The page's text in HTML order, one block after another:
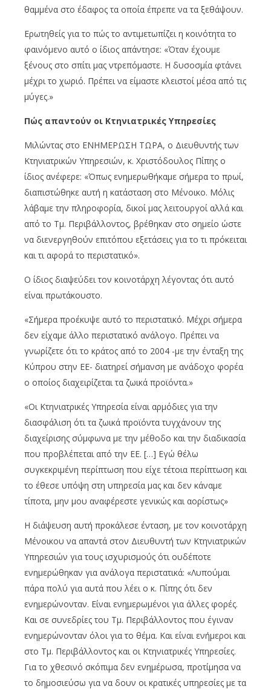
θαμμένα στο έδαφος τα οποία έπρεπε να τα ξεθάψουν.
Ερωτηθείς για το πώς το αντιμετωπίζει η κοινότητα το
φαινόμενο αυτό ο ίδιος απάντησε: «Όταν έχουμε
ξένους στο σπίτι μας ντρεπόμαστε. Η δυσοσμία φτάνει
μέχρι το χωριό. Πρέπει να είμαστε κλειστοί μέσα από τις
μύγες.»
Πώς απαντούν οι Κτηνιατρικές Υπηρεσίες
Μιλώντας στο ΕΝΗΜΕΡΩΣΗ ΤΩΡΑ, ο Διευθυντής των
Κτηνιατρικών Υπηρεσιών, κ. Χριστόδουλος Πίπης ο
ίδιος ανέφερε: «Όπως ενημερωθήκαμε σήμερα το πρωί,
διαπιστώθηκε αυτή η κατάσταση στο Μένοικο. Μόλις
λάβαμε την πληροφορία, δικοί μας λειτουργοί αλλά και
από το Τμ. Περιβάλλοντος, βρέθηκαν στο σημείο ώστε
να διενεργηθούν επιτόπου εξετάσεις για το τι πρόκειται
και τι αφορά το περιστατικό».
Ο ίδιος διαψεύδει τον κοινοτάρχη λέγοντας ότι αυτό
είναι πρωτάκουστο.
«Σήμερα προέκυψε αυτό το περιστατικό. Μέχρι σήμερα
δεν είχαμε άλλο περιστατικό ανάλογο. Πρέπει να
γνωρίζετε ότι το κράτος από το 2004 -με την ένταξη της
Κύπρου στην ΕΕ- διατηρεί σήμανση με ανάδοχο φορέα
ο οποίος διαχειρίζεται τα ζωικά προϊόντα.»
«Οι Κτηνιατρικές Υπηρεσία είναι αρμόδιες για την
διασφάλιση ότι τα ζωικά προϊόντα τυγχάνουν της
διαχείρισης σύμφωνα με την μέθοδο και την διαδικασία
που προβλέπεται από την ΕΕ. […] Εγώ θέλω
συγκεκριμένη περίπτωση που είχε τέτοια περίπτωση και
το έθεσε υπόψη στη υπηρεσία μας και δεν κάναμε
τίποτα, μην μου αναφέρεστε γενικώς και αορίστως»
H διάψευση αυτή προκάλεσε ένταση, με τον κοινοτάρχη
Μένοικου να απαντά στον Διευθυντή των Κτηνιατρικών
Υπηρεσιών για τους ισχυρισμούς ότι ουδέποτε
ενημερώθηκαν για ανάλογα περιστατικά: «Λυπούμαι
πάρα πολύ για αυτά που λέει ο κ. Πίπης ότι δεν
ενημερώνονταν. Είναι ενημερωμένοι για άλλες φορές.
Και σε συνεδρίες του Τμ. Περιβάλλοντος που έγιναν
ενημερώνονταν όλοι για το θέμα. Και είναι ενήμεροι και
στο Τμ. Περιβάλλοντος και οι Κτηνιατρικές Υπηρεσίες.
Για το χθεσινό σκόπιμα δεν ενημέρωσα, προτίμησα να
το δημοσιεύσω για να δουν οι κρατικές υπηρεσίες με τα